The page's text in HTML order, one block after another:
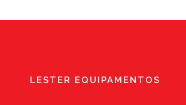
LESTER EQUIPAMENTOS